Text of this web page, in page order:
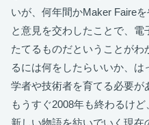
いが、何年間かMaker Faire
と意見を交わしたことで、電
たてるものだということが
るには何をしたらいいか、
学者や技術者を育てる必要が
もうすぐ2008年も終わるけ
新しい物語を紡いでいく現